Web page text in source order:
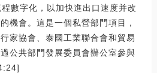
數字化，以加快進出口速度并改
機會。這是一個私營部門項目，
家協會、泰國工業聯合會和貿易
公共部門發展委員會辦公室參與